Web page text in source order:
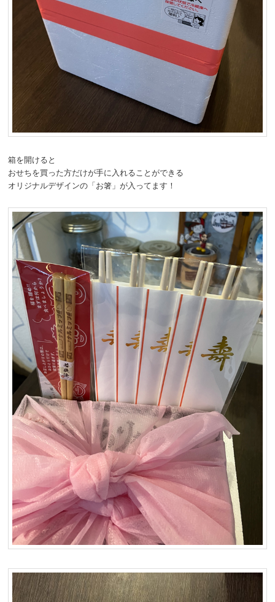
箱を開けると
おせちを買った方だけが手に入れることができる
オリジナルデザインの「お箸」が入ってます！